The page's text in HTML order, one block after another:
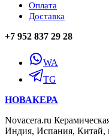
Оплата
Доставка
+7 952 837 29 28
WA
TG
НОВАКЕРА
Novacera.ru
Индия, Испания, Китай,